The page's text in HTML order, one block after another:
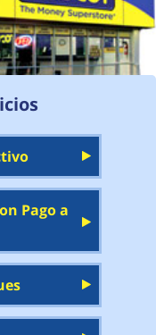
Pago a